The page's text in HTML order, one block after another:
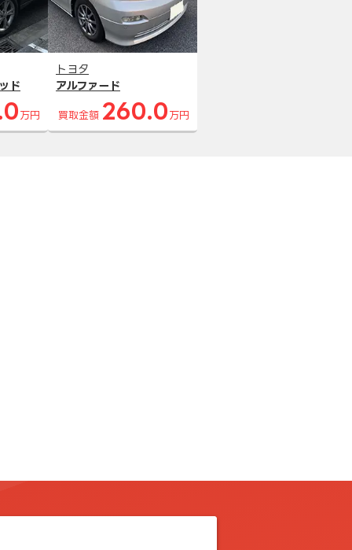
ド
万円
トヨタ
アルファード
買取金額 260.0 万円